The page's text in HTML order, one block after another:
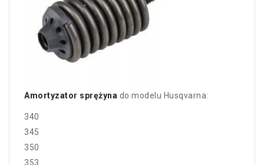
Amortyzator sprężyna do modelu Husqvarna:
340
345
350
353